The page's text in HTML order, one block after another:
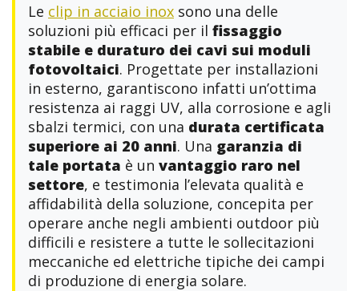
Le clip in acciaio inox sono una delle
soluzioni più efficaci per il fissaggio
stabile e duraturo dei cavi sui moduli
fotovoltaici. Progettate per installazioni
in esterno, garantiscono infatti un’ottima
resistenza ai raggi UV, alla corrosione e agli
sbalzi termici, con una durata certificata
superiore ai 20 anni. Una garanzia di
tale portata è un vantaggio raro nel
settore, e testimonia l’elevata qualità e
affidabilità della soluzione, concepita per
operare anche negli ambienti outdoor più
difficili e resistere a tutte le sollecitazioni
meccaniche ed elettriche tipiche dei campi
di produzione di energia solare.